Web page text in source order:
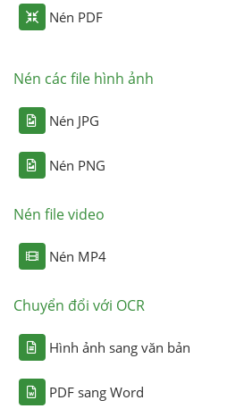
Nén PDF
Nén các file hình ảnh
Nén JPG
Nén PNG
Nén file video
Nén MP4
Chuyển đổi với OCR
Hình ảnh sang văn bản
PDF sang Word